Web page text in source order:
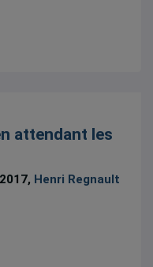
attendant les
Henri Regnault